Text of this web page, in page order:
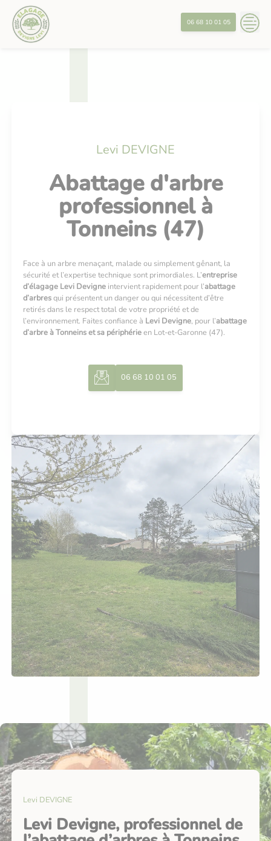
content
06 68 10 01 05
Levi DEVIGNE
Abattage d'arbre
professionnel à
Tonneins (47)
Face à un arbre menaçant, malade ou simplement gênant, la
sécurité et l’expertise technique sont primordiales. L’entreprise
d’élagage Levi Devigne intervient rapidement pour l’abattage
d’arbresqui présentent un danger ou qui nécessitent d’être
retirés dans le respect total de votre propriété et de
l’environnement. Faites confiance à Levi Devigne, pour l’abattage
d’arbre à Tonneins et sa périphérieen Lot-et-Garonne (47).
06 68 10 01 05
Levi DEVIGNE
Levi Devigne, professionnel de